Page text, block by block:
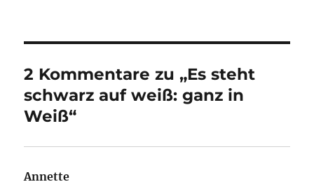
2 Kommentare zu „Es steht
schwarz auf weiß: ganz in
Weiß“
Annette